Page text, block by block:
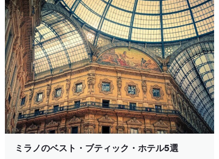
ミラノのベスト・ブティック・ホテル5選